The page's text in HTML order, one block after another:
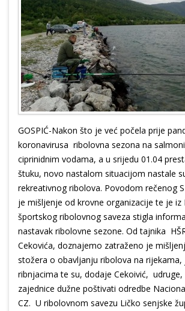
GOSPIĆ-Nakon što je već počela prije
koronavirusa ribolovna sezona na
ciprinidnim vodama, a u srijedu 01.04
štuku, novo nastalom situacijom nastale
rekreativnog ribolova. Povodom rečenog
je mišljenje od krovne organizacije te je iz
športskog ribolovnog saveza stigla
nastavak ribolovne sezone. Od tajnika
Cekovića, doznajemo zatraženo je
stožera o obavljanju ribolova na rijekama,
ribnjacima te su, dodaje Cekoivić, udruge,
zajednice dužne poštivati odredbe
CZ. U ribolovnom savezu Ličko senjske